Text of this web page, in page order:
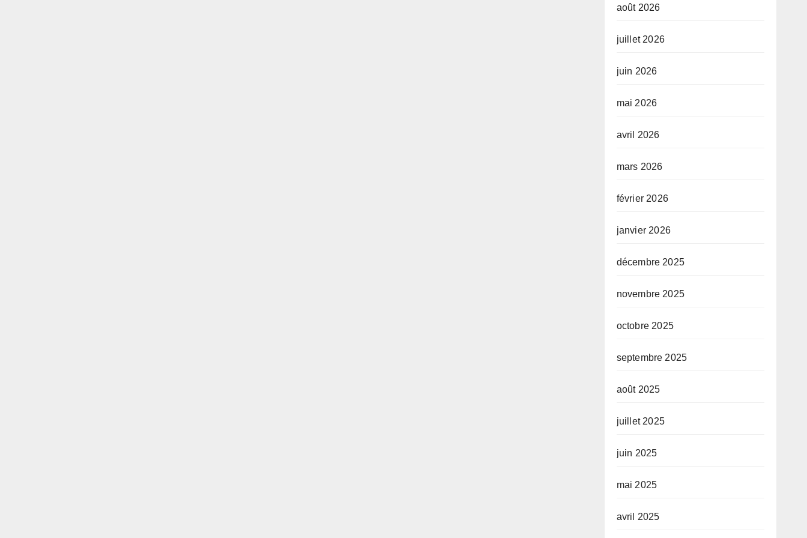
août 2026
juillet 2026
juin 2026
mai 2026
avril 2026
mars 2026
février 2026
janvier 2026
décembre 2025
novembre 2025
octobre 2025
septembre 2025
août 2025
juillet 2025
juin 2025
mai 2025
avril 2025